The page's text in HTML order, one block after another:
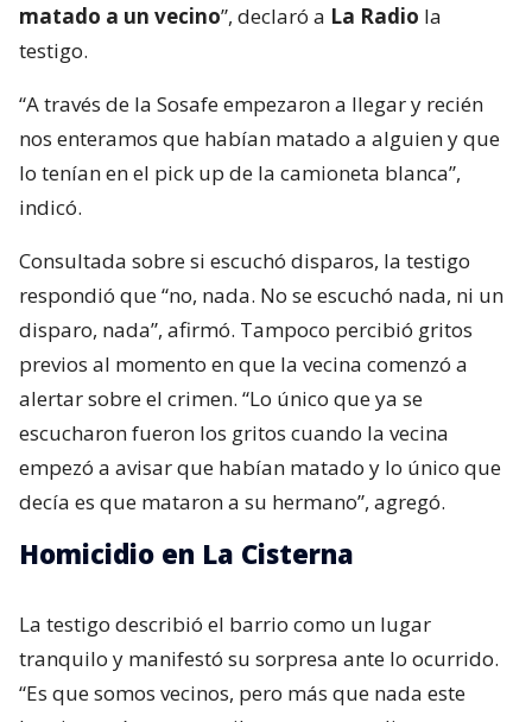
matado a un vecino”, declaró a La Radio la
testigo.
“A través de la Sosafe empezaron a llegar y recién
nos enteramos que habían matado a alguien y que
lo tenían en el pick up de la camioneta blanca”,
indicó.
Consultada sobre si escuchó disparos, la testigo
respondió que “no, nada. No se escuchó nada, ni un
disparo, nada”, afirmó. Tampoco percibió gritos
previos al momento en que la vecina comenzó a
alertar sobre el crimen. “Lo único que ya se
escucharon fueron los gritos cuando la vecina
empezó a avisar que habían matado y lo único que
decía es que mataron a su hermano”, agregó.
Homicidio en La Cisterna
La testigo describió el barrio como un lugar
tranquilo y manifestó su sorpresa ante lo ocurrido.
“Es que somos vecinos, pero más que nada este